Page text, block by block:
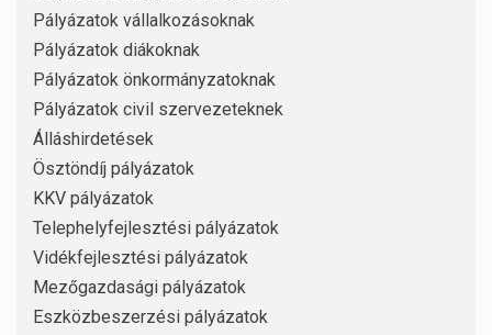
Pályázatok vállalkozásoknak
Pályázatok diákoknak
Pályázatok önkormányzatoknak
Pályázatok civil szervezeteknek
Álláshirdetések
Ösztöndíj pályázatok
KKV pályázatok
Telephelyfejlesztési pályázatok
Vidékfejlesztési pályázatok
Mezőgazdasági pályázatok
Eszközbeszerzési pályázatok